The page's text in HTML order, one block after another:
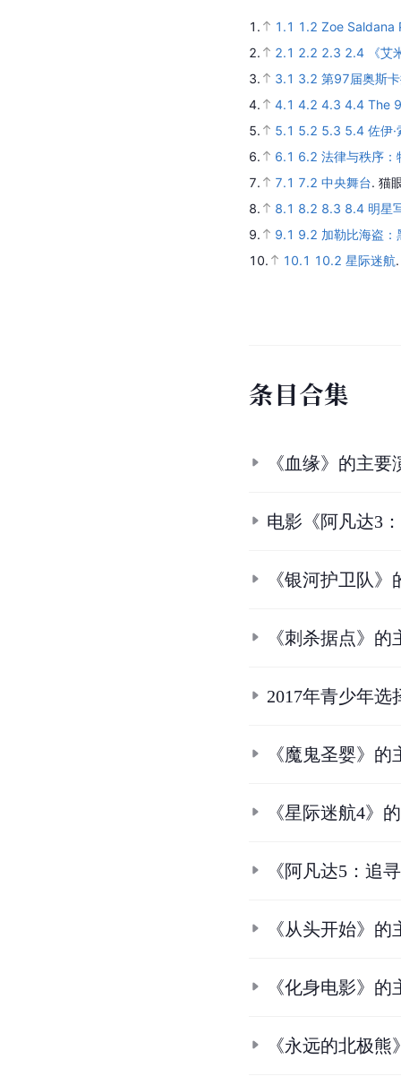
1. 1.1 1.2 Zoe Saldana
2.
2.1 2.2 2.3 2.4
《
3.
3.1 3.2 第97届奥斯
4.
4.1 4.2 4.3 4.4 The
5.
5.1 5.2 5.3 5.4 佐伊
6.
6.1 6.2 法律与秩序：
7.
7.1 7.2 中央舞台. 猫
8.
8.1 8.2 8.3 8.4 明星
9.
9.1 9.2 加勒比海盗
10.
10.1 10.2 星际迷航
条目合集
《血缘》的主要
电影《阿凡达3
《银河护卫队
《刺杀据点》的
2017年青少年选
《魔鬼圣婴》的
《星际迷航4》
《阿凡达5：追
《从头开始》的
《化身电影》的
《永远的北极